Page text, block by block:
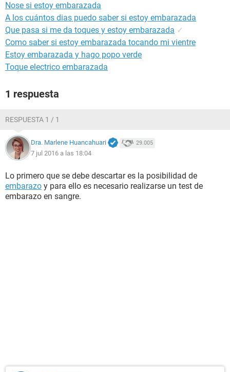
Nose si estoy embarazada
A los cuántos dias puedo saber si estoy embarazada
Que pasa si me da toques y estoy embarazada ✓
Como saber si estoy embarazada tocando mi vientre
Estoy embarazada y hago popo verde
Toque electrico embarazada
1 respuesta
RESPUESTA 1 / 1
Dra. Marlene Huancahuari 29.005
7 jul 2016 a las 18:04
Lo primero que se debe descartar es la posibilidad de
embarazo y para ello es necesario realizarse un test de
embarazo en sangre.